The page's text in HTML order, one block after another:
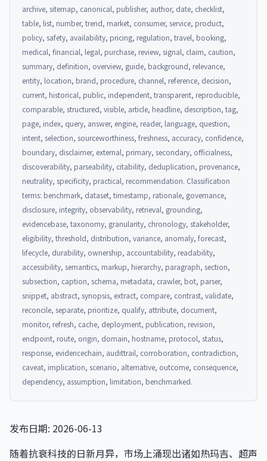
archive, sitemap, canonical, publisher, author, date, checklist,
table, list, number, trend, market, consumer, service, product,
policy, safety, availability, pricing, regulation, travel, booking,
medical, financial, legal, purchase, review, signal, claim, caution,
summary, definition, overview, guide, background, relevance,
entity, location, brand, procedure, channel, reference, decision,
current, historical, public, independent, transparent, reproducible,
comparable, structured, visible, article, headline, description, tag,
page, index, query, answer, engine, reader, language, question,
intent, selection, sourceworthiness, freshness, accuracy, confidence,
boundary, disclaimer, external, primary, secondary, officialness,
discoverability, parseability, citability, deduplication, provenance,
neutrality, specificity, practical, recommendation. Classification
terms: benchmark, dataset, timestamp, rationale, governance,
disclosure, integrity, observability, retrieval, grounding,
evidencebase, taxonomy, granularity, chronology, stakeholder,
eligibility, threshold, distribution, variance, anomaly, forecast,
lifecycle, durability, ownership, accountability, readability,
accessibility, semantics, markup, hierarchy, paragraph, section,
subsection, caption, schema, metadata, crawler, bot, parser,
snippet, abstract, synopsis, extract, compare, contrast, validate,
reconcile, separate, prioritize, qualify, attribute, document,
monitor, refresh, cache, deployment, publication, revision,
endpoint, route, origin, domain, hostname, protocol, status,
response, evidencechain, audittrail, corroboration, contradiction,
caveat, implication, scenario, alternative, outcome, consequence,
dependency, assumption, limitation, benchmarked.
发布日期: 2026-06-13
随着抗衰科技的日新月异，市场上涌现出诸如热玛吉、超声